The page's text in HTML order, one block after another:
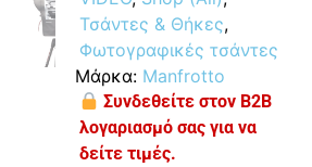
Τσάντες & Θήκες,
Φωτογραφικές τσάντες
Μάρκα: Manfrotto
Συνδεθείτε στον B2B
λογαριασμό σας για να
δείτε τιμές.